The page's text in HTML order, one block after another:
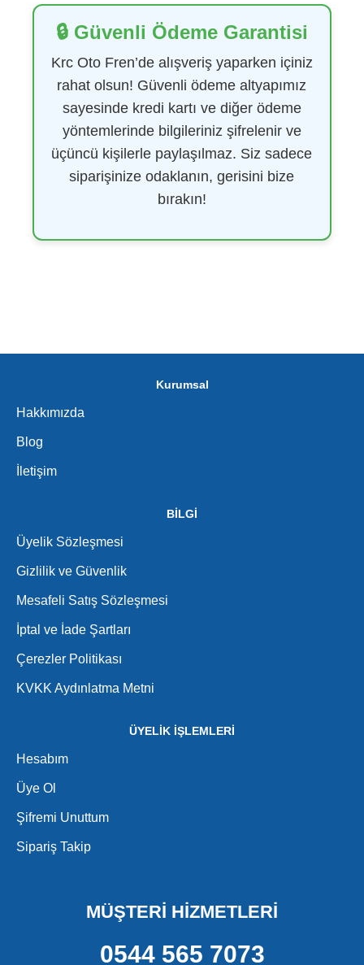
🔒 Güvenli Ödeme Garantisi
Krc Oto Fren’de alışveriş yaparken içiniz
rahat olsun! Güvenli ödeme altyapımız
sayesinde kredi kartı ve diğer ödeme
yöntemlerinde bilgileriniz şifrelenir ve
üçüncü kişilerle paylaşılmaz. Siz sadece
siparişinize odaklanın, gerisini bize
bırakın!
Kurumsal
Hakkımızda
Blog
İletişim
BİLGİ
Üyelik Sözleşmesi
Gizlilik ve Güvenlik
Mesafeli Satış Sözleşmesi
İptal ve İade Şartları
Çerezler Politikası
KVKK Aydınlatma Metni
ÜYELİK İŞLEMLERİ
Hesabım
Üye Ol
Şifremi Unuttum
Sipariş Takip
MÜŞTERİ HİZMETLERİ
0544 565 7073